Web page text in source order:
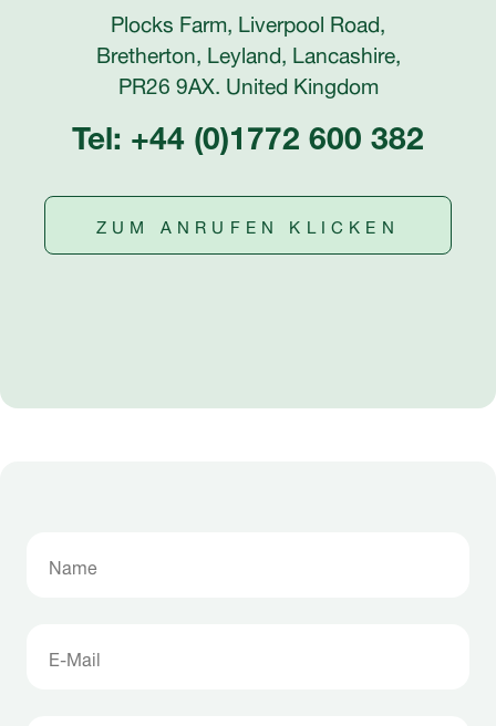
Plocks Farm, Liverpool Road,
Bretherton, Leyland, Lancashire,
PR26 9AX. United Kingdom
Tel: +44 (0)1772 600 382
ZUM ANRUFEN KLICKEN